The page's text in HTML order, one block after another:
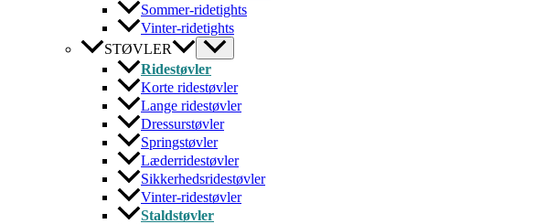
Sommer-ridetights
Vinter-ridetights
STØVLER
Ridestøvler
Korte ridestøvler
Lange ridestøvler
Dressurstøvler
Springstøvler
Læderridestøvler
Sikkerhedsridestøvler
Vinter-ridestøvler
Staldstøvler